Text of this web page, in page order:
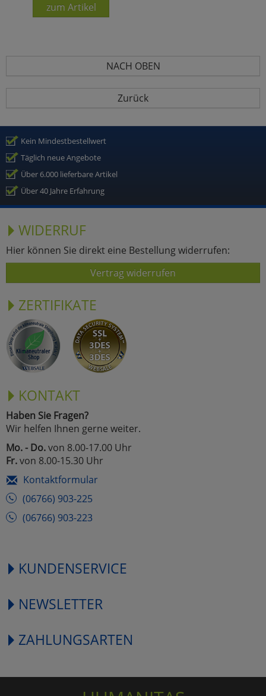
zum Artikel
NACH OBEN
Zurück
Kein Mindestbestellwert
Täglich neue Angebote
Über 6.000 lieferbare Artikel
Über 40 Jahre Erfahrung
WIDERRUF
Hier können Sie direkt eine Bestellung widerrufen:
Vertrag widerrufen
ZERTIFIKATE
KONTAKT
Haben Sie Fragen?
Wir helfen Ihnen gerne weiter.
Mo. - Do.von 8.00-17.00 Uhr
Fr.von 8.00-15.30 Uhr
Kontaktformular
(06766) 903-225
(06766) 903-223
KUNDENSERVICE
NEWSLETTER
ZAHLUNGSARTEN